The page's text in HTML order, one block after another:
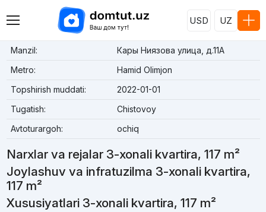
USD UZ
Manzil:
Кары Ниязова улица, д.11A
Metro:
Hamid Olimjon
Topshirish muddati:
2022-01-01
Tugatish:
Chistovoy
Avtoturargoh:
ochiq
Narxlar va rejalar 3-xonali kvartira, 117 m²
Joylashuv va infratuzilma 3-xonali kvartira,
117 m²
Xususiyatlari 3-xonali kvartira, 117 m²